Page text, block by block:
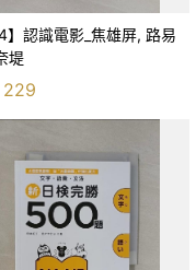
】認識電影_焦雄屏, 路易
堤
229